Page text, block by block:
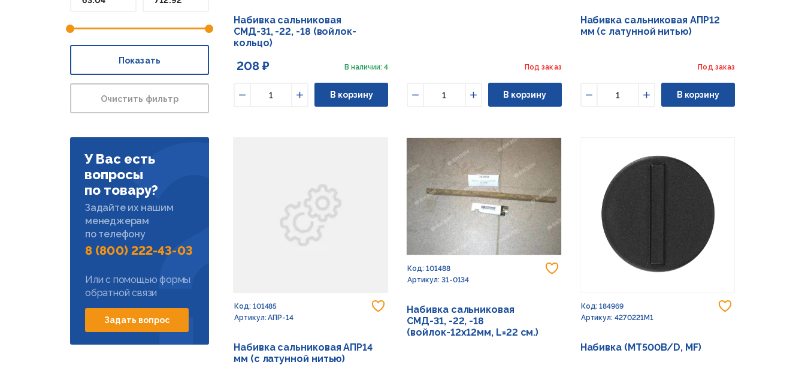
Показать
Очистить фильтр
У Вас есть
вопросы
по товару?
Задайте их нашим
менеджерам
по телефону
8 (800) 222-43-03
Или с помощью формы
обратной связи
Задать вопрос
Набивка сальниковая
СМД-31, -22, -18 (войлок-
кольцо)
208 ₽ В наличии: 4
Увеличить
В корзину
Под заказ
Увеличить
В корзину
Набивка сальниковая АПР12
мм (с латунной нитью)
Под заказ
Увеличить
В корзину
Добавить в избранное
Код: 101485
Артикул: АПР-14
Набивка сальниковая АПР14
мм (с латунной нитью)
Добавить в избранное
Код: 101488
Артикул: 31-0134
Набивка сальниковая
СМД-31, -22, -18
(войлок-12х12мм, L=22 см.)
Код: 184969
Артикул: 4270221M1
Набивка (MT500B/D, MF)